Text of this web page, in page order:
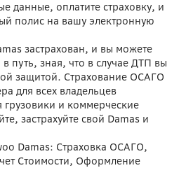
данные, оплатите страховку, и
полис на вашу электронную
застрахован, и вы можете
путь, зная, что в случае ДТП вы
защитой. Страхование ОСАГО
для всех владельцев
и коммерческие
застрахуйте свой Damas и
Damas: Страховка ОСАГО,
Стоимости, Оформление